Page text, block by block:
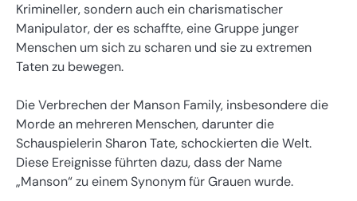
Krimineller, sondern auch ein charismatischer
Manipulator, der es schaffte, eine Gruppe junger
Menschen um sich zu scharen und sie zu extremen
Taten zu bewegen.
Die Verbrechen der Manson Family, insbesondere die
Morde an mehreren Menschen, darunter die
Schauspielerin Sharon Tate, schockierten die Welt.
Diese Ereignisse führten dazu, dass der Name
„Manson“ zu einem Synonym für Grauen wurde.